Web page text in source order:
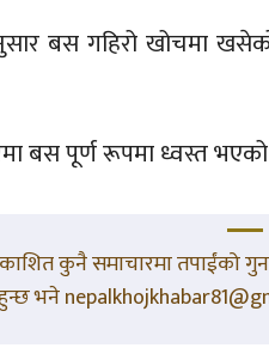
बस गहिरो खोचमा
बस पूर्ण रूपमा ध्वस्त
कुनै समाचारमा तपाईंको
भने